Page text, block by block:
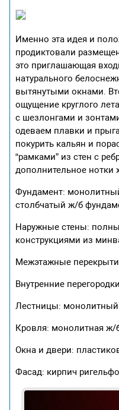
Именно эта идея и
продиктовали
это приглашающая
натурального
вытянутыми окнами.
ощущение круглого
с шезлонгами и
одеваем плавки и
покурить кальян и
“рамками” из стен с
дополнительное нотки
Фундамент:
столбчатый ж/б
Наружные стены:
конструкциями из
Межэтажные
Внутренние
Лестницы: монолитный
Кровля: монолитная ж/
Окна и двери:
Фасад: кирпич